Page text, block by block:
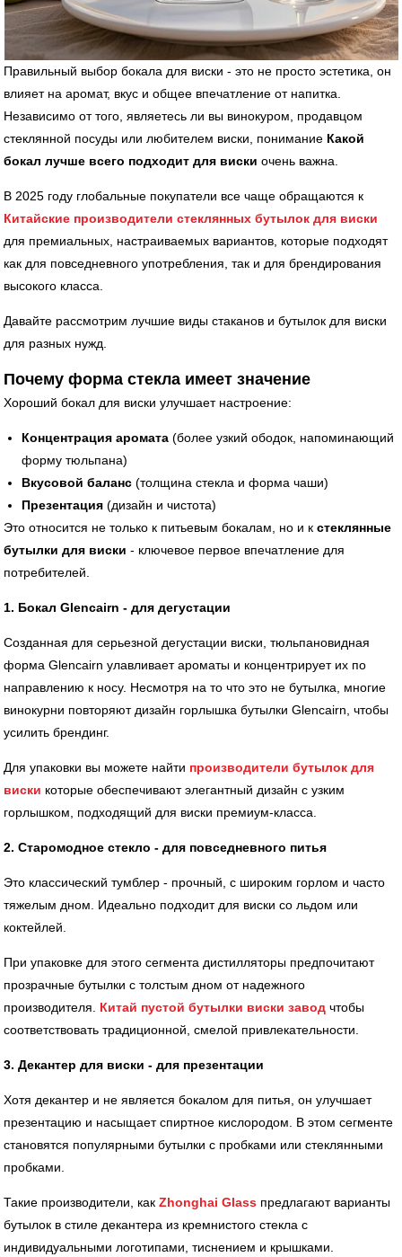
Правильный выбор бокала для виски - это не просто эстетика, он
влияет на аромат, вкус и общее впечатление от напитка.
Независимо от того, являетесь ли вы винокуром, продавцом
стеклянной посуды или любителем виски, понимание Какой
бокал лучше всего подходит для виски очень важна.
В 2025 году глобальные покупатели все чаще обращаются к
Китайские производители стеклянных бутылок для виски
для премиальных, настраиваемых вариантов, которые подходят
как для повседневного употребления, так и для брендирования
высокого класса.
Давайте рассмотрим лучшие виды стаканов и бутылок для виски
для разных нужд.
Почему форма стекла имеет значение
Хороший бокал для виски улучшает настроение:
Концентрация аромата (более узкий ободок, напоминающий
форму тюльпана)
Вкусовой баланс (толщина стекла и форма чаши)
Презентация (дизайн и чистота)
Это относится не только к питьевым бокалам, но и кстеклянные
бутылки для виски - ключевое первое впечатление для
потребителей.
1. Бокал Glencairn - для дегустации
Созданная для серьезной дегустации виски, тюльпановидная
форма Glencairn улавливает ароматы и концентрирует их по
направлению к носу. Несмотря на то что это не бутылка, многие
винокурни повторяют дизайн горлышка бутылки Glencairn, чтобы
усилить брендинг.
Для упаковки вы можете найти производители бутылок для
виски которые обеспечивают элегантный дизайн с узким
горлышком, подходящий для виски премиум-класса.
2. Старомодное стекло - для повседневного питья
Это классический тумблер - прочный, с широким горлом и часто
тяжелым дном. Идеально подходит для виски со льдом или
коктейлей.
При упаковке для этого сегмента дистилляторы предпочитают
прозрачные бутылки с толстым дном от надежного
производителя. Китай пустой бутылки виски завод чтобы
соответствовать традиционной, смелой привлекательности.
3. Декантер для виски - для презентации
Хотя декантер и не является бокалом для питья, он улучшает
презентацию и насыщает спиртное кислородом. В этом сегменте
становятся популярными бутылки с пробками или стеклянными
пробками.
Такие производители, какZhonghai Glass предлагают варианты
бутылок в стиле декантера из кремнистого стекла с
индивидуальными логотипами, тиснением и крышками.